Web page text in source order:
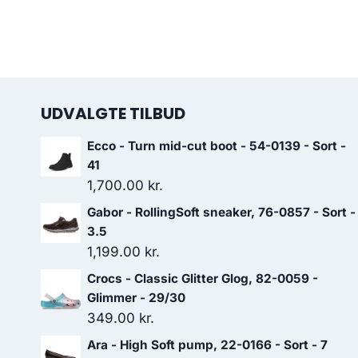
UDVALGTE TILBUD
Ecco - Turn mid-cut boot - 54-0139 - Sort -
41
1,700.00 kr.
Gabor - RollingSoft sneaker, 76-0857 - Sort -
3.5
1,199.00 kr.
Crocs - Classic Glitter Glog, 82-0059 -
Glimmer - 29/30
349.00 kr.
Ara - High Soft pump, 22-0166 - Sort - 7